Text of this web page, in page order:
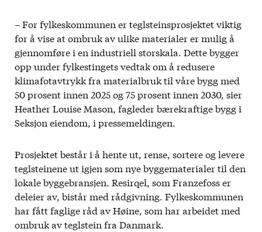
– For fylkeskommunen er teglsteinsprosjektet viktig
for å vise at ombruk av ulike materialer er mulig å
gjennomføre i en industriell storskala. Dette bygger
opp under fylkestingets vedtak om å redusere
klimafotavtrykk fra materialbruk til våre bygg med
50 prosent innen 2025 og 75 prosent innen 2030, sier
Heather Louise Mason, fagleder bærekraftige bygg i
Seksjon eiendom, i pressemeldingen.
Prosjektet består i å hente ut, rense, sortere og levere
teglsteinene ut igjen som nye byggematerialer til den
lokale byggebransjen. Resirqel, som Franzefoss er
deleier av, bistår med rådgivning. Fylkeskommunen
har fått faglige råd av Høine, som har arbeidet med
ombruk av teglstein fra Danmark.